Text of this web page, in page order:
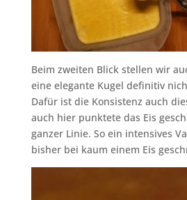
Beim zweiten Blick stellen wir
eine elegante Kugel definitiv
Dafür ist die Konsistenz auch
auch hier punktete das Eis
ganzer Linie. So ein intensives
bisher bei kaum einem Eis